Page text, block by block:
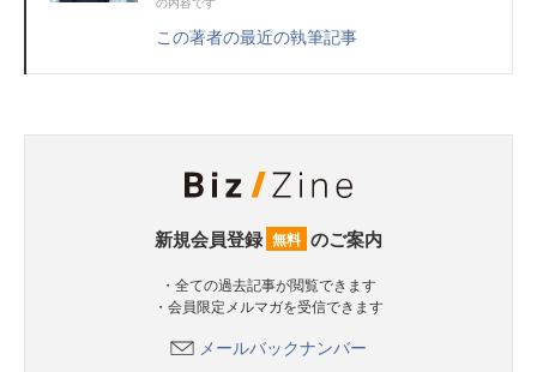
この著者の最近の執筆記事
新規会員登録 無料 のご案内
・全ての過去記事が閲覧できます
・会員限定メルマガを受信できます
メールバックナンバー